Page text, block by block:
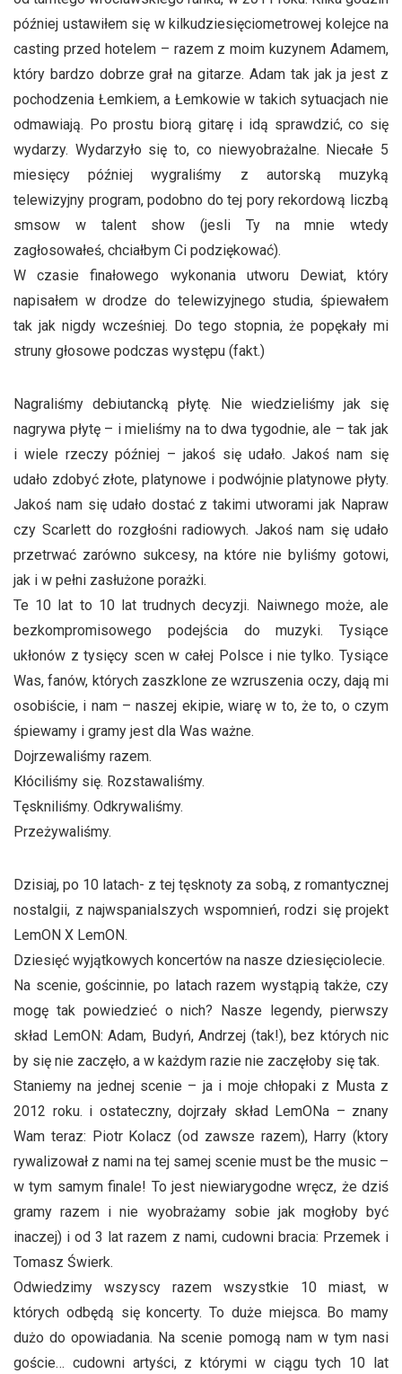
później ustawiłem się w kilkudziesięciometrowej kolejce na
casting przed hotelem – razem z moim kuzynem Adamem,
który bardzo dobrze grał na gitarze. Adam tak jak ja jest z
pochodzenia Łemkiem, a Łemkowie w takich sytuacjach nie
odmawiają. Po prostu biorą gitarę i idą sprawdzić, co się
wydarzy. Wydarzyło się to, co niewyobrażalne. Niecałe 5
miesięcy później wygraliśmy z autorską muzyką
telewizyjny program, podobno do tej pory rekordową liczbą
smsow w talent show (jesli Ty na mnie wtedy
zagłosowałeś, chciałbym Ci podziękować).
W czasie finałowego wykonania utworu Dewiat, który
napisałem w drodze do telewizyjnego studia, śpiewałem
tak jak nigdy wcześniej. Do tego stopnia, że popękały mi
struny głosowe podczas występu (fakt.)
Nagraliśmy debiutancką płytę. Nie wiedzieliśmy jak się
nagrywa płytę – i mieliśmy na to dwa tygodnie, ale – tak jak
i wiele rzeczy później – jakoś się udało. Jakoś nam się
udało zdobyć złote, platynowe i podwójnie platynowe płyty.
Jakoś nam się udało dostać z takimi utworami jak Napraw
czy Scarlett do rozgłośni radiowych. Jakoś nam się udało
przetrwać zarówno sukcesy, na które nie byliśmy gotowi,
jak i w pełni zasłużone porażki.
Te 10 lat to 10 lat trudnych decyzji. Naiwnego może, ale
bezkompromisowego podejścia do muzyki. Tysiące
ukłonów z tysięcy scen w całej Polsce i nie tylko. Tysiące
Was, fanów, których zaszklone ze wzruszenia oczy, dają mi
osobiście, i nam – naszej ekipie, wiarę w to, że to, o czym
śpiewamy i gramy jest dla Was ważne.
Dojrzewaliśmy razem.
Kłóciliśmy się. Rozstawaliśmy.
Tęskniliśmy. Odkrywaliśmy.
Przeżywaliśmy.
Dzisiaj, po 10 latach- z tej tęsknoty za sobą, z romantycznej
nostalgii, z najwspanialszych wspomnień, rodzi się projekt
LemON X LemON.
Dziesięć wyjątkowych koncertów na nasze dziesięciolecie.
Na scenie, gościnnie, po latach razem wystąpią także, czy
mogę tak powiedzieć o nich? Nasze legendy, pierwszy
skład LemON: Adam, Budyń, Andrzej (tak!), bez których nic
by się nie zaczęło, a w każdym razie nie zaczęłoby się tak.
Staniemy na jednej scenie – ja i moje chłopaki z Musta z
2012 roku. i ostateczny, dojrzały skład LemONa – znany
Wam teraz: Piotr Kolacz (od zawsze razem), Harry (ktory
rywalizował z nami na tej samej scenie must be the music –
w tym samym finale! To jest niewiarygodne wręcz, że dziś
gramy razem i nie wyobrażamy sobie jak mogłoby być
inaczej) i od 3 lat razem z nami, cudowni bracia: Przemek i
Tomasz Świerk.
Odwiedzimy wszyscy razem wszystkie 10 miast, w
których odbędą się koncerty. To duże miejsca. Bo mamy
dużo do opowiadania. Na scenie pomogą nam w tym nasi
goście… cudowni artyści, z którymi w ciągu tych 10 lat